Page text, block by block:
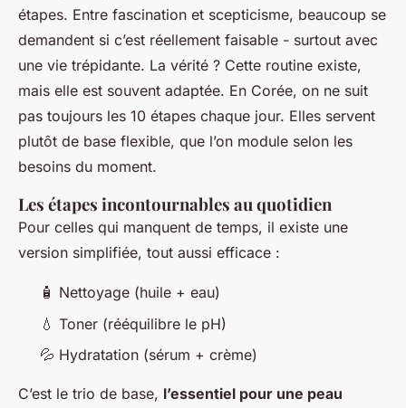
étapes. Entre fascination et scepticisme, beaucoup se
demandent si c’est réellement faisable - surtout avec
une vie trépidante. La vérité ? Cette routine existe,
mais elle est souvent adaptée. En Corée, on ne suit
pas toujours les 10 étapes chaque jour. Elles servent
plutôt de base flexible, que l’on module selon les
besoins du moment.
Les étapes incontournables au quotidien
Pour celles qui manquent de temps, il existe une
version simplifiée, tout aussi efficace :
🧴 Nettoyage (huile + eau)
💧 Toner (rééquilibre le pH)
💦 Hydratation (sérum + crème)
C’est le trio de base, l’essentiel pour une peau